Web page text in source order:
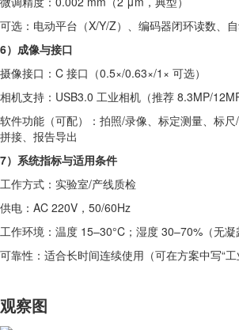
可选：电动平台（X/Y/Z）、编码器闭环读数、
6）成像与接口
摄像接口：C 接口（0.5×/0.63×/1× 可选）
相机支持：USB3.0 工业相机（推荐 8.3MP/
软件功能（可配）：拍照/录像、标定测量、标尺/
拼接、报告导出
7）系统指标与适用条件
工作方式：实验室/产线质检
供电：AC 220V，50/60Hz
工作环境：温度 15–30°C；湿度 30–70%（无凝
可靠性：适合长时间连续使用（可在方案中写“工
观察图